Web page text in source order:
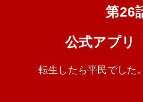
第26
公式アプリ
転生したら平民でした